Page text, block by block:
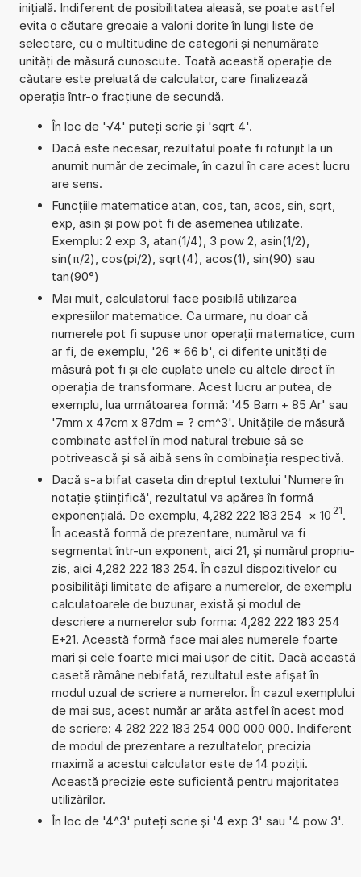
inițială. Indiferent de posibilitatea aleasă, se poate astfel
evita o căutare greoaie a valorii dorite în lungi liste de
selectare, cu o multitudine de categorii și nenumărate
unități de măsură cunoscute. Toată această operație de
căutare este preluată de calculator, care finalizează
operația într-o fracțiune de secundă.
În loc de '√4' puteți scrie și 'sqrt 4'.
Dacă este necesar, rezultatul poate fi rotunjit la un
anumit număr de zecimale, în cazul în care acest lucru
are sens.
Funcțiile matematice atan, cos, tan, acos, sin, sqrt,
exp, asin și pow pot fi de asemenea utilizate.
Exemplu: 2 exp 3, atan(1/4), 3 pow 2, asin(1/2),
sin(π/2), cos(pi/2), sqrt(4), acos(1), sin(90) sau
tan(90°)
Mai mult, calculatorul face posibilă utilizarea
expresiilor matematice. Ca urmare, nu doar că
numerele pot fi supuse unor operații matematice, cum
ar fi, de exemplu, '26 * 66 b', ci diferite unități de
măsură pot fi și ele cuplate unele cu altele direct în
operația de transformare. Acest lucru ar putea, de
exemplu, lua următoarea formă: '45 Barn + 85 Ar' sau
'7mm x 47cm x 87dm = ? cm^3'. Unitățile de măsură
combinate astfel în mod natural trebuie să se
potrivească și să aibă sens în combinația respectivă.
Dacă s-a bifat caseta din dreptul textului 'Numere în
notație științifică', rezultatul va apărea în formă
exponențială. De exemplu, 4,282 222 183 254 × 10 21.
În această formă de prezentare, numărul va fi
segmentat într-un exponent, aici 21, și numărul propriu-
zis, aici 4,282 222 183 254. În cazul dispozitivelor cu
posibilități limitate de afișare a numerelor, de exemplu
calculatoarele de buzunar, există și modul de
descriere a numerelor sub forma: 4,282 222 183 254
E+21. Această formă face mai ales numerele foarte
mari și cele foarte mici mai ușor de citit. Dacă această
casetă rămâne nebifată, rezultatul este afișat în
modul uzual de scriere a numerelor. În cazul exemplului
de mai sus, acest număr ar arăta astfel în acest mod
de scriere: 4 282 222 183 254 000 000 000. Indiferent
de modul de prezentare a rezultatelor, precizia
maximă a acestui calculator este de 14 poziții.
Această precizie este suficientă pentru majoritatea
utilizărilor.
În loc de '4^3' puteți scrie și '4 exp 3' sau '4 pow 3'.